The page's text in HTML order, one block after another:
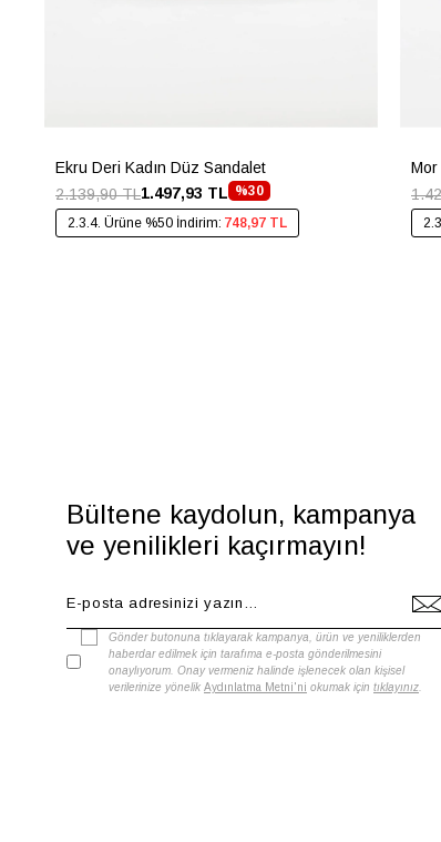
Ekru Deri Kadın Düz Sandalet
%30
1.497,93 TL
2.139,90 TL
2.3.4. Ürüne %50 İndirim: 748,97 TL
Mor
Bültene kaydolun, kampanya
ve yenilikleri kaçırmayın!
Gönder butonuna tıklayarak kampanya, ürün ve yeniliklerden
haberdar edilmek için tarafıma e-posta gönderilmesini
onaylıyorum. Onay vermeniz halinde işlenecek olan kişisel
verilerinize yönelik Aydınlatma Metni'ni okumak için tıklayınız